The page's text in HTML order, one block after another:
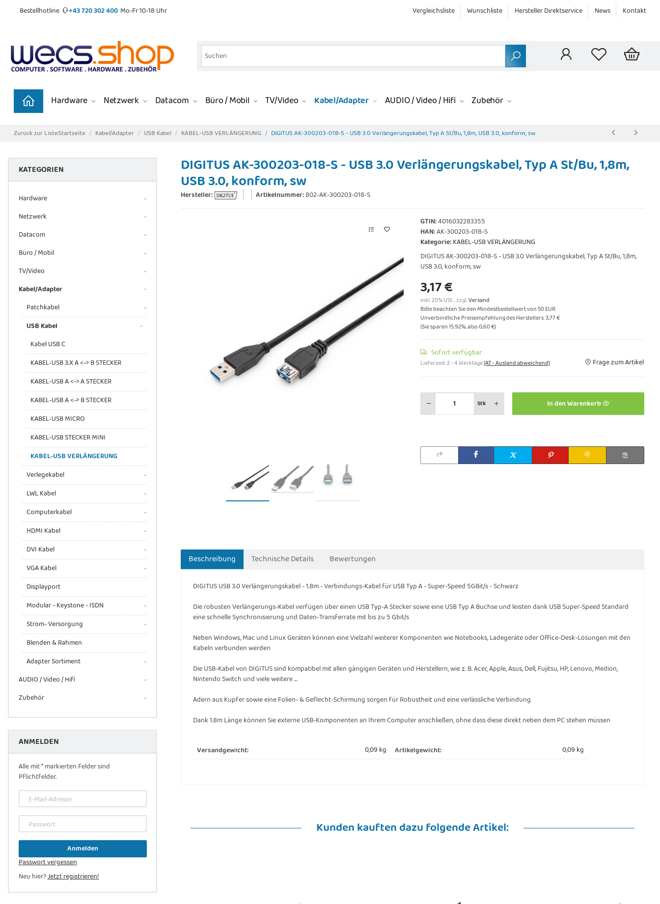
Vergleichsliste Wunschliste Hersteller Direktservice News Kontakt
Bestellhotline +43 720 302 400 Mo-Fr 10-18 Uhr
Hardware Netzwerk Datacom Büro / Mobil TV/Video Kabel/Adapter AUDIO / Video / Hifi Zubehör
Zurück zur ListeStartseite Kabel/Adapter USB Kabel KABEL-USB VERLÄNGERUNG DIGITUS AK-300203-018-S - USB 3.0 Verlängerungskabel, Typ A St/Bu, 1,8m, USB 3.0, konform, sw
DIGITUS AK-300203-018-S - USB 3.0 Verlängerungskabel, Typ A St/Bu, 1,8m,
USB 3.0, konform, sw
Hersteller: Artikelnummer:802-AK-300203-018-S
GTIN:4016032283355
HAN:AK-300203-018-S
Kategorie:KABEL-USB VERLÄNGERUNG
DIGITUS AK-300203-018-S - USB 3.0 Verlängerungskabel, Typ A St/Bu, 1,8m,
USB 3.0, konform, sw
3,17 €
inkl. 20% USt. , zzgl.Versand
Bitte beachten Sie den Mindestbestellwert von 50 EUR.
Unverbindliche Preisempfehlung des Herstellers:3,77 €
(Sie sparen15.92%, also0,60 €)
Sofort verfügbar
Lieferzeit:2 - 4 Werktage(AT - Ausland abweichend) Frage zum Artikel
Stk In den Warenkorb
Beschreibung Technische Details Bewertungen
DIGITUS USB 3.0 Verlängerungskabel - 1.8m - Verbindungs-Kabel für USB Typ A - Super-Speed 5GBit/s - Schwarz
Die robusten Verlängerungs-Kabel verfügen über einen USB Typ-A Stecker sowie eine USB Typ A Buchse und leisten dank USB Super-Speed Standard
eine schnelle Synchronisierung und Daten-Transferrate mit bis zu 5 Gbit/s
Neben Windows, Mac und Linux Geräten können eine Vielzahl weiterer Komponenten wie Notebooks, Ladegeräte oder Office-Desk-Lösungen mit den
Kabeln verbunden werden
Die USB-Kabel von DIGITUS sind kompatibel mit allen gängigen Geräten und Herstellern, wie z. B. Acer, Apple, Asus, Dell, Fujitsu, HP, Lenovo, Medion,
Nintendo Switch und viele weitere …
Adern aus Kupfer sowie eine Folien- & Geflecht-Schirmung sorgen für Robustheit und eine verlässliche Verbindung
Dank 1.8m Länge können Sie externe USB-Komponenten an Ihrem Computer anschließen, ohne dass diese direkt neben dem PC stehen müssen
Versandgewicht: 0,09 kg Artikelgewicht: 0,09 kg
Kunden kauften dazu folgende Artikel:
KATEGORIEN
Hardware
Netzwerk
Datacom
Büro / Mobil
TV/Video
Kabel/Adapter
Patchkabel
USB Kabel
Kabel USB C
KABEL-USB 3.X A <-> B STECKER
KABEL-USB A <-> A STECKER
KABEL-USB A <-> B STECKER
KABEL-USB MICRO
KABEL-USB STECKER MINI
KABEL-USB VERLÄNGERUNG
Verlegekabel
LWL Kabel
Computerkabel
HDMI Kabel
DVI Kabel
VGA Kabel
Displayport
Modular - Keystone - ISDN
Strom- Versorgung
Blenden & Rahmen
Adapter Sortiment
AUDIO / Video / Hifi
Zubehör
ANMELDEN
Alle mit*markierten Felder sind
Pflichtfelder.
E-Mail-Adresse
Passwort
Anmelden
Passwort vergessen
Neu hier?Jetzt registrieren!